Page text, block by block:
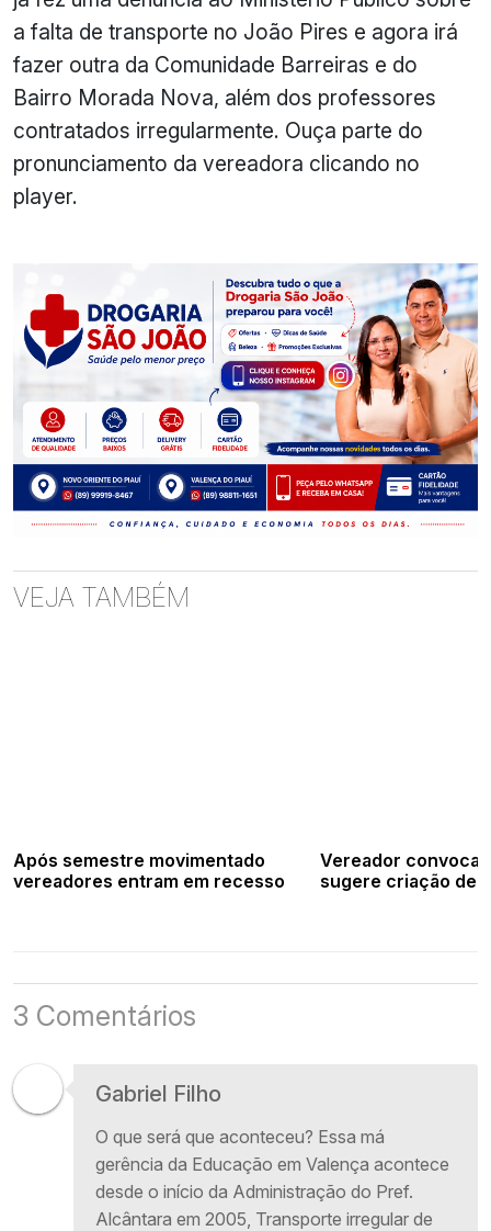
a falta de transporte no João Pires e agora irá
fazer outra da Comunidade Barreiras e do
Bairro Morada Nova, além dos professores
contratados irregularmente. Ouça parte do
pronunciamento da vereadora clicando no
player.
VEJA TAMBÉM
Após semestre movimentado
vereadores entram em recesso
Vereador convoca
sugere criação de
3 Comentários
Gabriel Filho
O que será que aconteceu? Essa má
gerência da Educação em Valença acontece
desde o início da Administração do Pref.
Alcântara em 2005, Transporte irregular de